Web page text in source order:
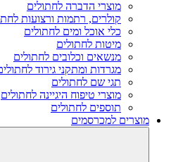
מוצרי הדברה לחתולים
קולרים, רתמות ורצועות
כלי אוכל ומים לחתולים
מיטות לחתולים
מנשאים וכלובים לחתולים
מגרדות ומתקני גירוד
תגי שם לחתולים
מוצרי טיפוח היגיינה לחתולים
תוספים לחתולים
מוצרים למכרסמים